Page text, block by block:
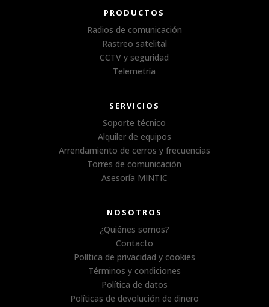
PRODUCTOS
Radios de comunicación
Rastreo satelital
CCTV y seguridad
Telemetría
SERVICIOS
Soporte técnico
Alquiler de equipos
Arrendamiento de cerros y frecuencias
Torres de comunicación
Asesoría MINTIC
NOSOTROS
¿Quiénes somos?
Contacto
Política de privacidad y cookies
Términos y condiciones
Política de datos
Políticas de devolución de dinero